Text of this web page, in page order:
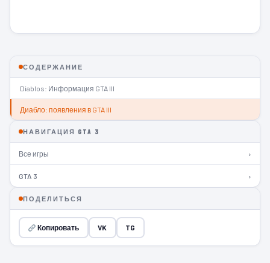
СОДЕРЖАНИЕ
Diablos: Информация GTA III
Диабло: появления в GTA III
НАВИГАЦИЯ GTA 3
Все игры ›
GTA 3 ›
ПОДЕЛИТЬСЯ
Копировать VK TG